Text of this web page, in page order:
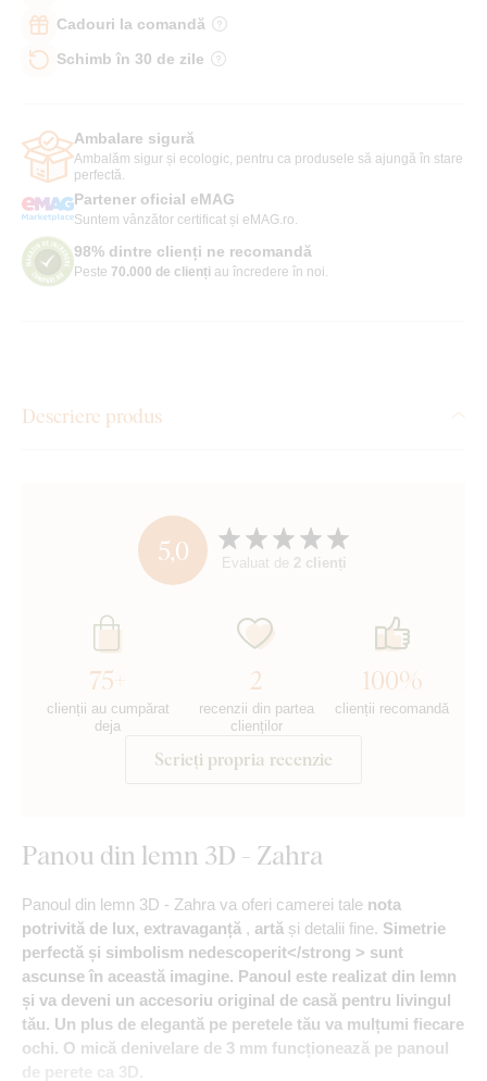
Cadouri la comandă
Schimb în 30 de zile
Ambalare sigură
Ambalăm sigur și ecologic, pentru ca produsele să ajungă în stare
perfectă.
Partener oficial eMAG
Suntem vânzător certificat și eMAG.ro.
98% dintre clienți ne recomandă
Peste 70.000 de clienți au încredere în noi.
Descriere produs
5,0 Evaluat de 2 clienți
75+
clienții au cumpărat
deja
2
recenzii din partea
clienților
100%
clienții recomandă
Scrieți propria recenzie
Panou din lemn 3D - Zahra
Panoul din lemn 3D - Zahra va oferi camerei tale nota
potrivită de lux, extravaganță , artă și detalii fine. Simetrie
perfectă și simbolism nedescoperit</strong > sunt
ascunse în această imagine. Panoul este realizat din lemn
și va deveni un accesoriu original de casă pentru livingul
tău. Un plus de elegantă pe peretele tău va mulțumi fiecare
ochi. O mică denivelare de 3 mm funcționează pe panoul
de perete
ca 3D